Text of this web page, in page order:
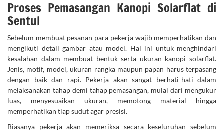
Proses Pemasangan Kanopi Solarflat di
Sentul
Sebelum membuat pesanan para pekerja wajib memperhatikan dan
mengikuti detail gambar atau model. Hal ini untuk menghindari
kesalahan dalam membuat bentuk serta ukuran kanopi solarflat.
Jenis, motif, model, ukuran rangka maupun papan harus terpasang
dengan baik dan rapi. Pekerja akan sangat berhati-hati dalam
melaksanakan tahap demi tahap pemasangan, mulai dari mengukur
luas, menyesuaikan ukuran, memotong material hingga
memperhatikan tiap sudut agar presisi.
Biasanya pekerja akan memeriksa secara keseluruhan sebelum